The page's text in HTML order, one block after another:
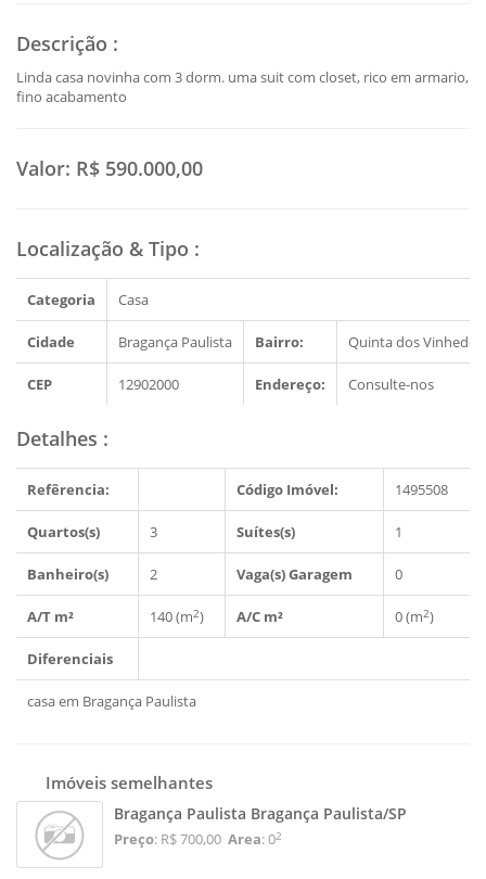
Descrição :
Linda casa novinha com 3 dorm. uma suit com closet, rico em armario,
fino acabamento
Valor: R$ 590.000,00
Localização & Tipo :
Categoria Casa
Cidade Bragança Paulista Bairro: Quinta dos Vinhedos
CEP 12902000 Endereço: Consulte-nos
Detalhes :
Refêrencia: Código Imóvel: 1495508
Quartos(s) 3 Suítes(s) 1
Banheiro(s) 2 Vaga(s) Garagem 0
A/T m² 140 (m2) A/C m² 0 (m2)
Diferenciais
casa em Bragança Paulista
Imóveis semelhantes
Bragança Paulista Bragança Paulista/SP
Preço: R$ 700,00 Area: 02